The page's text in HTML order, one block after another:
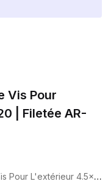
Vis Pour
| Filetée AR-
TX20 | Filetée AR-Coating | 1000 Pièces